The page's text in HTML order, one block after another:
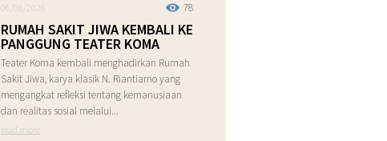
78
06/08/2026
RUMAH SAKIT JIWA KEMBALI KE
PANGGUNG TEATER KOMA
Teater Koma kembali menghadirkan Rumah
Sakit Jiwa, karya klasik N. Riantiarno yang
mengangkat refleksi tentang kemanusiaan
dan realitas sosial melalui...
read more